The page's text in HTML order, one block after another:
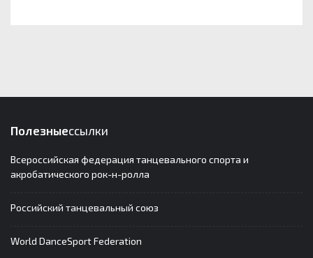
Полезныессылки
Всероссийская федерация танцевального спорта и
акробатического рок-н-ролла
Российский танцевальный союз
World DanceSport Federation